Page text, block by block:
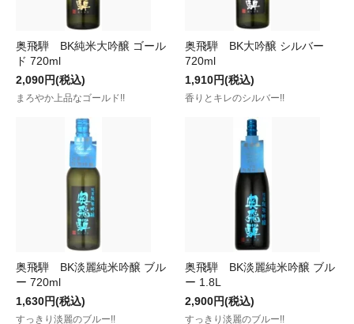
奥飛騨 BK純米大吟醸 ゴール
ド 720ml
2,090円(税込)
まろやか上品なゴールド!!
奥飛騨 BK大吟醸 シルバー
720ml
1,910円(税込)
香りとキレのシルバー!!
奥飛騨 BK淡麗純米吟醸 ブル
ー 720ml
1,630円(税込)
すっきり淡麗のブルー!!
奥飛騨 BK淡麗純米吟醸 ブル
ー 1.8L
2,900円(税込)
すっきり淡麗のブルー!!